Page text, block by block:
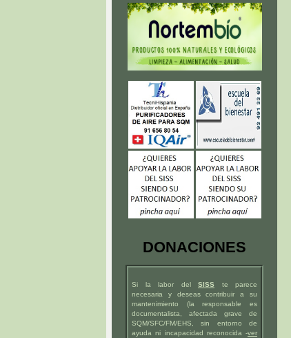
DONACIONES
Si la labor del SISS te parece
necesaria y deseas contribuir a su
mantenimiento (la responsable es
documentalista, afectada grave de
SQM/SFC/FM/EHS, sin entorno de
ayuda ni incapacidad reconocida -ver